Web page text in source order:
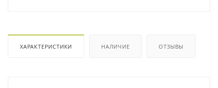
ХАРАКТЕРИСТИКИ НАЛИЧИЕ ОТЗЫВЫ